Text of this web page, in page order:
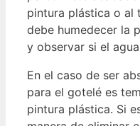
pintura plástica o al
debe humedecer la
y observar si el
En el caso de ser
para el gotelé es
pintura plástica. Si